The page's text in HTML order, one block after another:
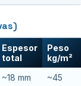
Espesor
total
Peso
kg/m²
~18 mm ~45